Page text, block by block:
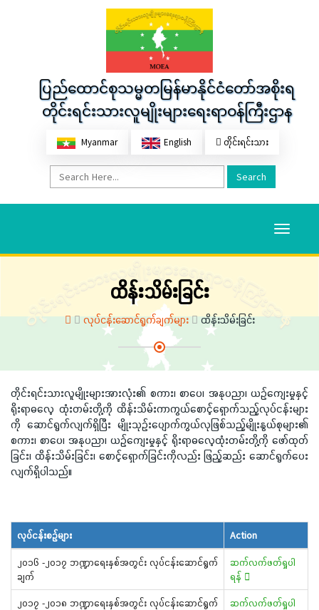
ပြည်ထောင်စုသမ္မတမြန်မာနိုင်ငံတော်အစိုးရ
တိုင်းရင်းသားလူမျိုးများရေးရာဝန်ကြီးဌာန
Myanmar English တိုင်းရင်းသား
Search
Toggle
ထိန်းသိမ်းခြင်း
လုပ်ငန်းဆောင်ရွက်ချက်များ ထိန်းသိမ်းခြင်း
တိုင်းရင်းသားလူမျိုးများအားလုံး၏ စကား၊ စာပေ၊ အနုပညာ၊ ယဉ်ကျေးမှုနှင့်
ရိုးရာဓလေ့ ထုံးတမ်းတို့ကို ထိန်းသိမ်းကာကွယ်စောင့်ရှောက်သည့်လုပ်ငန်းများ
ကို ဆောင်ရွက်လျက်ရှိပြီး မျိုးသုဉ်းပျောက်ကွယ်လုဖြစ်သည့်မျိုးနွယ်စုများ၏
စကား၊ စာပေ၊ အနုပညာ၊ ယဉ်ကျေးမှုနှင့် ရိုးရာဓလေ့ထုံးတမ်းတို့ကို ဖော်ထုတ်
ခြင်း၊ ထိန်းသိမ်းခြင်း၊ စောင့်ရှောက်ခြင်းကိုလည်း ဖြည့်ဆည်း ဆောင်ရွက်ပေး
လျက်ရှိပါသည်။
လုပ်ငန်းစဉ်များ Action
၂၀၁၆ -၂၀၁၇ ဘဏ္ဍာရေးနှစ်အတွင်း လုပ်ငန်းဆောင်ရွက်
ချက်
ဆက်လက်ဖတ်ရှုပါ
ရန်
၂၀၁၇ -၂၀၁၈ ဘဏ္ဍာရေးနှစ်အတွင်း လုပ်ငန်းဆောင်ရွက်
ဆက်လက်ဖတ်ရှုပါ